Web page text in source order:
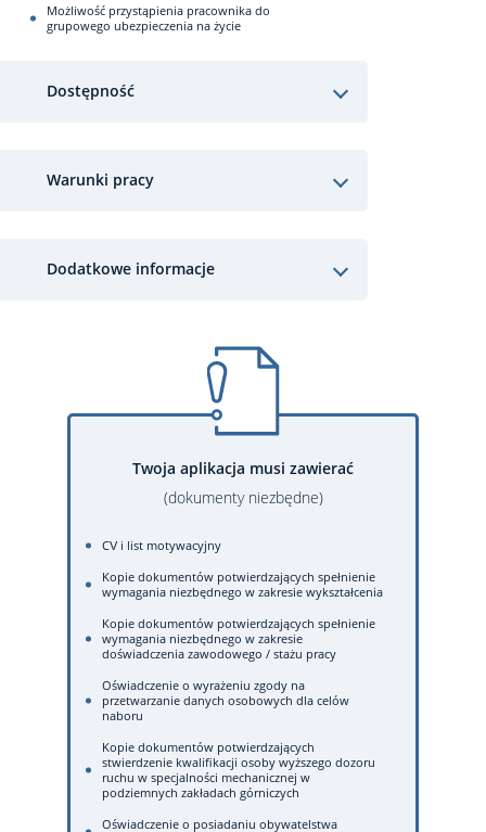
Możliwość przystąpienia pracownika do
grupowego ubezpieczenia na życie
Dostępność
Warunki pracy
Dodatkowe informacje
Twoja aplikacja musi zawierać
(dokumenty niezbędne)
CV i list motywacyjny
Kopie dokumentów potwierdzających spełnienie
wymagania niezbędnego w zakresie wykształcenia
Kopie dokumentów potwierdzających spełnienie
wymagania niezbędnego w zakresie
doświadczenia zawodowego / stażu pracy
Oświadczenie o wyrażeniu zgody na
przetwarzanie danych osobowych dla celów
naboru
Kopie dokumentów potwierdzających
stwierdzenie kwalifikacji osoby wyższego dozoru
ruchu w specjalności mechanicznej w
podziemnych zakładach górniczych
Oświadczenie o posiadaniu obywatelstwa